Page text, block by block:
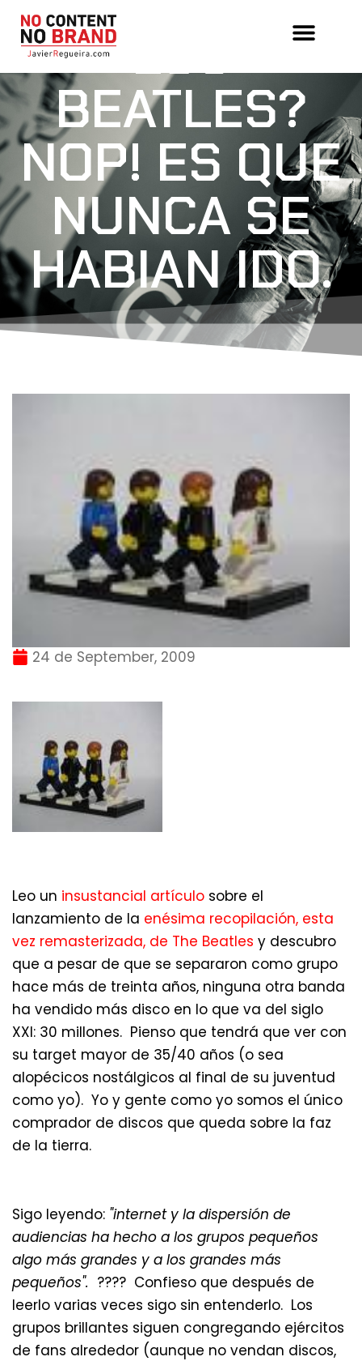
LOS
BEATLES?
NOP! ES QUE
NUNCA SE
HABIAN IDO.
24 de September, 2009
Leo un insustancial artículo sobre el
lanzamiento de la enésima recopilación, esta
vez remasterizada, de The Beatles y descubro
que a pesar de que se separaron como grupo
hace más de treinta años, ninguna otra banda
ha vendido más disco en lo que va del siglo
XXI: 30 millones. Pienso que tendrá que ver con
su target mayor de 35/40 años (o sea
alopécicos nostálgicos al final de su juventud
como yo). Yo y gente como yo somos el único
comprador de discos que queda sobre la faz
de la tierra.
Sigo leyendo: "internet y la dispersión de
audiencias ha hecho a los grupos pequeños
algo más grandes y a los grandes más
pequeños". ???? Confieso que después de
leerlo varias veces sigo sin entenderlo. Los
grupos brillantes siguen congregando ejércitos
de fans alrededor (aunque no vendan discos,